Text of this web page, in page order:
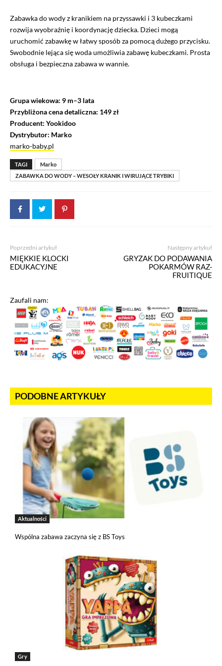
Zabawka do wody z kranikiem na przyssawki i 3 kubeczkami
rozwija wyobraźnię i koordynację dziecka. Dzieci mogą
uruchomić zabawkę w łatwy sposób za pomocą dużego przycisku.
Swobodnie lejąca się woda umożliwia zabawę kubeczkami. Prosta
obsługa i bezpieczna zabawa w wannie.
Grupa wiekowa: 9 m–3 lata
Przybliżona cena detaliczna: 149 zł
Producent: Yookidoo
Dystrybutor: Marko
marko-baby.pl
TAGI
Marko
ZABAWKA DO WODY – WESOŁY KRANIK I WIRUJĄCE TRYBIKI
Poprzedni artykuł
MIĘKKIE KLOCKI
EDUKACYJNE
Następny artykuł
GRYZAK DO PODAWANIA
POKARMÓW RAZ-
FRUITIQUE
Zaufali nam:
PODOBNE ARTYKUŁY
Aktualności
Wspólna zabawa zaczyna się z BS Toys
Gry